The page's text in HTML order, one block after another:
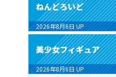
ねんどろいど
2026年8月6日 UP
美少女フィギュア
2026年8月6日 UP